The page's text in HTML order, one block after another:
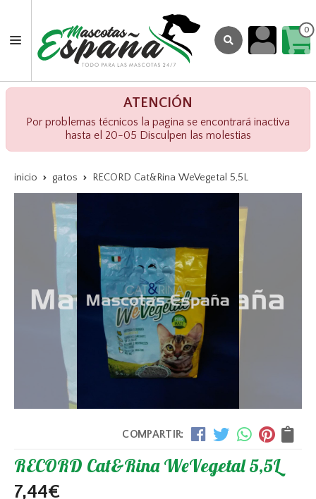
0
ATENCIÓN
Por problemas técnicos la pagina se encontrará inactiva
hasta el 20-05 Disculpen las molestias
inicio gatos RECORD Cat&Rina WeVegetal 5,5L
COMPARTIR:
RECORD Cat&Rina WeVegetal 5,5L
7,44€